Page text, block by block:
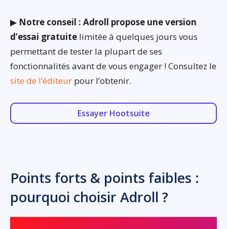
▶ Notre conseil : Adroll propose une version
d’essai gratuite limitée à quelques jours vous
permettant de tester la plupart de ses
fonctionnalités avant de vous engager ! Consultez le
site de l’éditeur pour l’obtenir.
Essayer Hootsuite
Points forts & points faibles :
pourquoi choisir Adroll ?